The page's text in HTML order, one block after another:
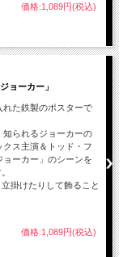
価格:1,089円(税込)
ョーカー」
た鉄製のポスターで
知られるジョーカーの
ス主演＆トッド・フ
ョーカー」のシーンを
掛けたりして飾ること
価格:1,089円(税込)